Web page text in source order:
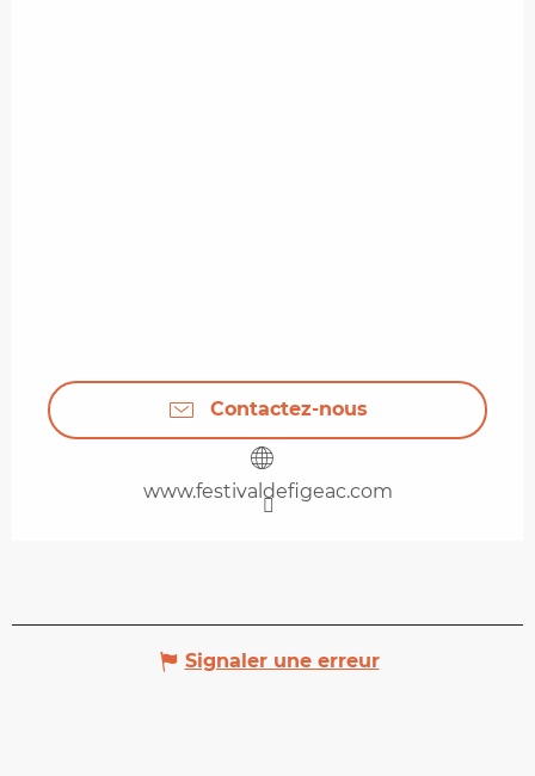
Contactez-nous
www.festivaldefigeac.com
Signaler une erreur